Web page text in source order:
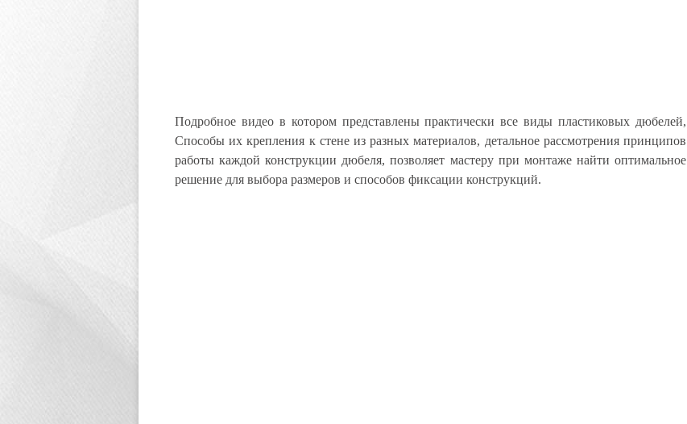
Подробное видео в котором представлены практически все виды пластиковых дюбелей,
Способы их крепления к стене из разных материалов, детальное рассмотрения принципов
работы каждой конструкции дюбеля, позволяет мастеру при монтаже найти оптимальное
решение для выбора размеров и способов фиксации конструкций.